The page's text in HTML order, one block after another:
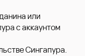
или
с аккаунтом
Сингапура.